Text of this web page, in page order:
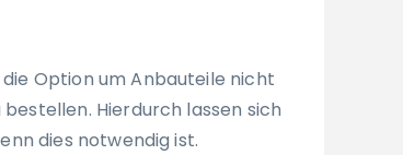
Option um Anbauteile nicht
Hierdurch lassen sich
dies notwendig ist.